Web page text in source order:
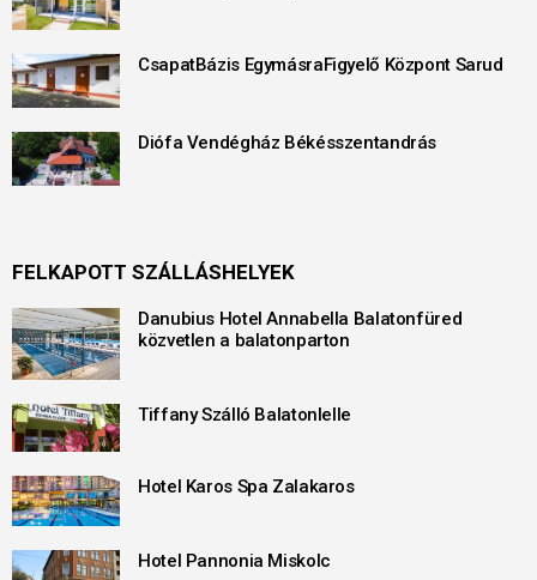
CsapatBázis EgymásraFigyelő Központ Sarud
Diófa Vendégház Békésszentandrás
FELKAPOTT SZÁLLÁSHELYEK
Danubius Hotel Annabella Balatonfüred
közvetlen a balatonparton
Tiffany Szálló Balatonlelle
Hotel Karos Spa Zalakaros
Hotel Pannonia Miskolc